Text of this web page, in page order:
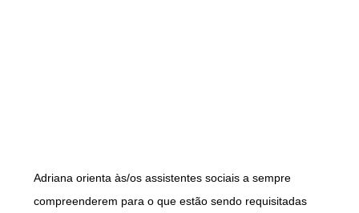
Adriana orienta às/os assistentes sociais a sempre
compreenderem para o que estão sendo requisitadas